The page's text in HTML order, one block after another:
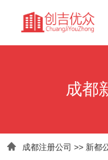
成都
 成都注册公司 >> 新都